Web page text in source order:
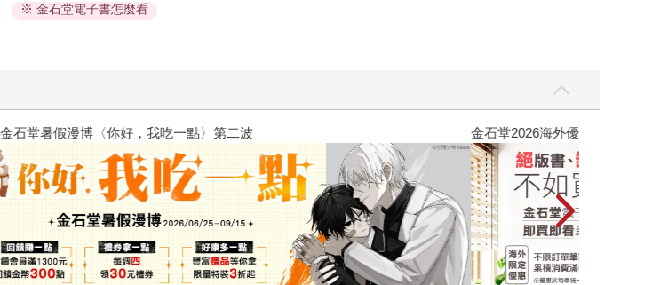
※ 金石堂電子書怎麼看
2026金石堂暑假漫博〈你好，我吃一點〉第二波 金石堂2026海